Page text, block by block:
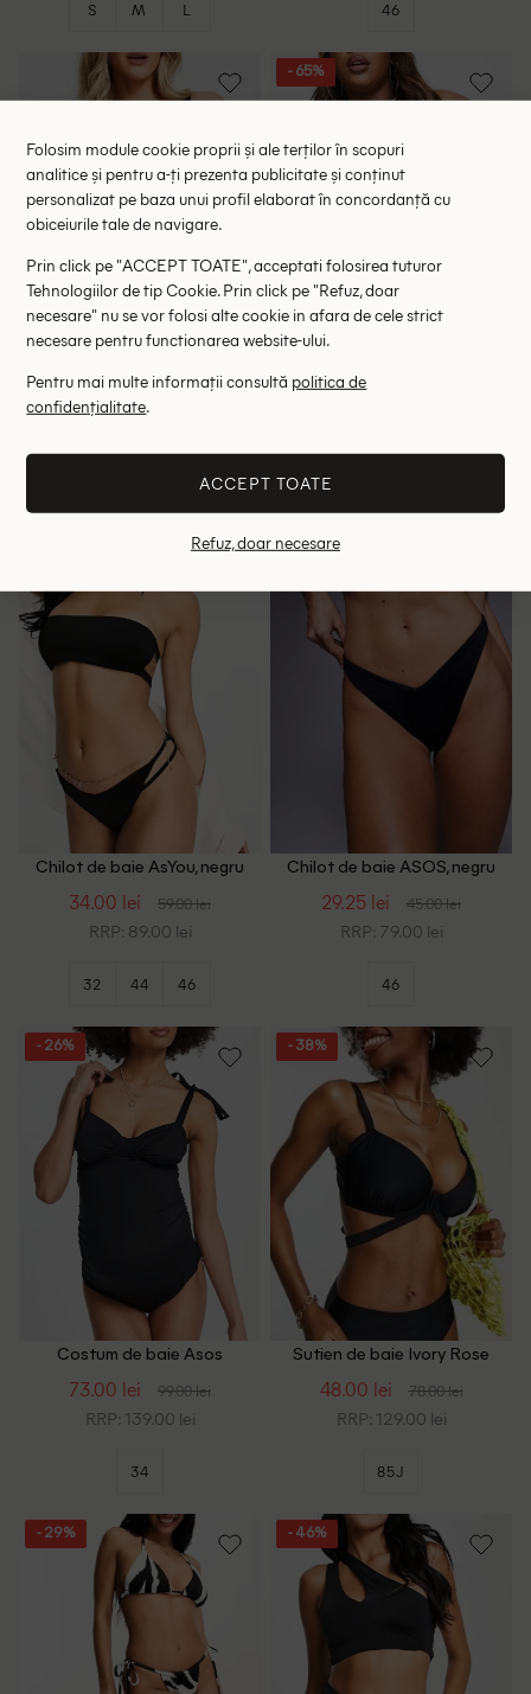
S M L 46
Sutien de baie
4TH&Reckless, negru
59.00 lei
- 65%
Chilot de baie We Are We
48-50
Chilot de baie AsYou, negru
34.00 lei 59.00 lei
RRP: 89.00 lei
32 44 46
Chilot de baie ASOS, negru
29.25 lei 45.00 lei
RRP: 79.00 lei
46
- 26%
Costum de baie Asos
73.00 lei 99.00 lei
RRP: 139.00 lei
34
- 38%
Sutien de baie Ivory Rose
48.00 lei 78.00 lei
RRP: 129.00 lei
85J
- 29% - 46%
Folosim module cookie proprii și ale terților în scopuri
analitice și pentru a-ți prezenta publicitate și conținut
personalizat pe baza unui profil elaborat în concordanță cu
obiceiurile tale de navigare.
Prin click pe "ACCEPT TOATE", acceptati folosirea tuturor
Tehnologiilor de tip Cookie. Prin click pe "Refuz, doar
necesare" nu se vor folosi alte cookie in afara de cele strict
necesare pentru functionarea website-ului.
Pentru mai multe informații consultă politica de
confidențialitate.
ACCEPT TOATE
Refuz, doar necesare